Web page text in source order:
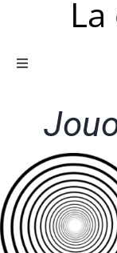
Toggle
L’équipe
Les partenaires